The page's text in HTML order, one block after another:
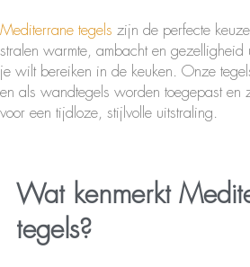
Mediterrane tegels zijn de perfecte
stralen warmte, ambacht en
je wilt bereiken in de keuken. Onze
en als wandtegels worden toegepast en
voor een tijdloze, stijlvolle uitstraling.
Wat kenmerkt
tegels?